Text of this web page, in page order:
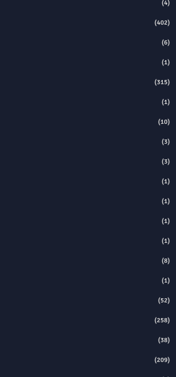
(4)
(402)
(6)
(1)
(315)
(1)
(10)
(3)
(3)
(1)
(1)
(1)
(1)
(8)
(1)
(52)
(258)
(38)
(209)